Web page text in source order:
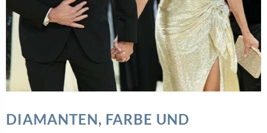
DIAMANTEN, FARBE UND